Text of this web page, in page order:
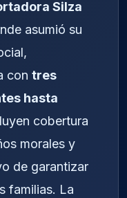
Silza
asumió su
con tres
hasta
cobertura
morales y
de garantizar
familias. La